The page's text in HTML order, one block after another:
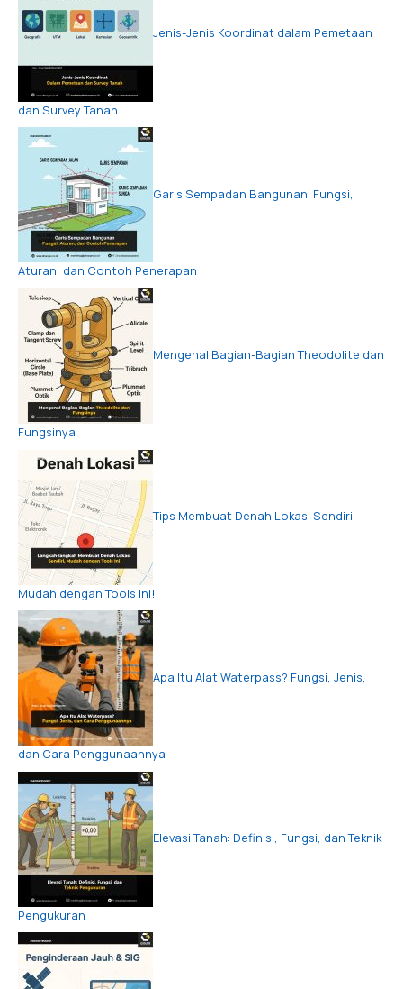
Jenis-Jenis Koordinat dalam Pemetaan
dan Survey Tanah
Garis Sempadan Bangunan: Fungsi,
Aturan, dan Contoh Penerapan
Mengenal Bagian-Bagian Theodolite dan
Fungsinya
Tips Membuat Denah Lokasi Sendiri,
Mudah dengan Tools Ini!
Apa Itu Alat Waterpass? Fungsi, Jenis,
dan Cara Penggunaannya
Elevasi Tanah: Definisi, Fungsi, dan Teknik
Pengukuran